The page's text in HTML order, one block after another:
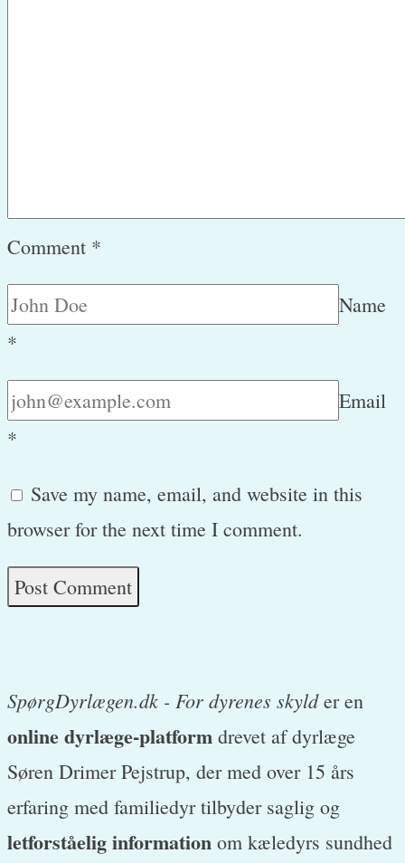
Comment *
Name
*
Email
*
Save my name, email, and website in this
browser for the next time I comment.
SpørgDyrlægen.dk - For dyrenes skylder en
online dyrlæge-platform drevet af dyrlæge
Søren Drimer Pejstrup, der med over 15 års
erfaring med familiedyr tilbyder saglig og
letforståelig information om kæledyrs sundhed